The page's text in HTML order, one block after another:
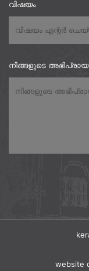
വിഷയം
നിങ്ങളുടെ
website